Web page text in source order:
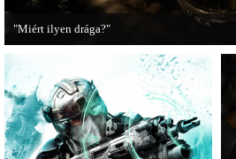
"Miért ilyen drága?"
A PC Guru utánajárt, miért kerülnek olyan